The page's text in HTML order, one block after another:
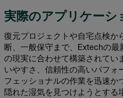
実際のアプリケーシ
復元プロジェクトや自宅点検か
断、一般保守まで、Extechの最
の現実に合わせて構築されてい
いやすさ、信頼性の高いパフォ
フェッショナルの作業を迅速か
隠れた湿気を見つけようとする